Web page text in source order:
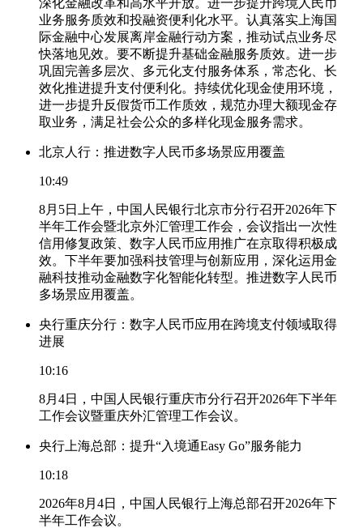
业务服务质效和投融资便利化水平。认真落实上海国
际金融中心发展离岸金融行动方案，推动试点业务尽
快落地见效。要不断提升基础金融服务质效。进一步
巩固完善多层次、多元化支付服务体系，常态化、长
效化推进提升支付便利化。持续优化现金使用环境，
进一步提升反假货币工作质效，规范办理大额现金存
取业务，满足社会公众的多样化现金服务需求。
北京人行：推进数字人民币多场景应用覆盖
10:49
8月5日上午，中国人民银行北京市分行召开2026年下
半年工作会暨北京外汇管理工作会，会议指出一次性
信用修复政策、数字人民币应用推广在京取得积极成
效。下半年要加强科技管理与创新应用，深化运用金
融科技推动金融数字化智能化转型。推进数字人民币
多场景应用覆盖。
央行重庆分行：数字人民币应用在跨境支付领域取得
进展
10:16
8月4日，中国人民银行重庆市分行召开2026年下半年
工作会议暨重庆外汇管理工作会议。
央行上海总部：提升“入境通Easy Go”服务能力
10:18
2026年8月4日，中国人民银行上海总部召开2026年下
半年工作会议。